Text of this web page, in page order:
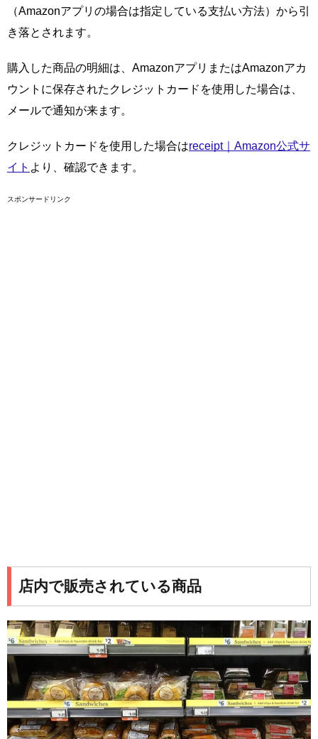
（Amazonアプリの場合は指定している支払い方法）から引
き落とされます。
購入した商品の明細は、AmazonアプリまたはAmazonアカ
ウントに保存されたクレジットカードを使用した場合は、
メールで通知が来ます。
クレジットカードを使用した場合はreceipt｜Amazon公式サ
イト より、確認できます。
スポンサードリンク
店内で販売されている商品